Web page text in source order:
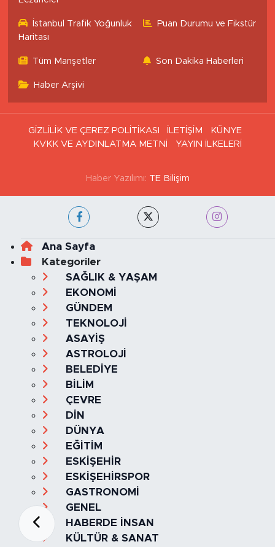
İstanbul Trafik Yoğunluk
Haritası
Puan Durumu ve Fikstür
Tüm Manşetler Son Dakika Haberleri
Haber Arşivi
GİZLİLİK VE ÇEREZ POLİTİKASI İLETİŞİM
KÜNYE
KVKK VE AYDINLATMA METNİ
YAYIN İLKELERİ
Haber Yazılımı: TE Bilişim
Ana Sayfa
Kategoriler
SAĞLIK & YAŞAM
EKONOMİ
GÜNDEM
TEKNOLOJİ
ASAYİŞ
ASTROLOJİ
BELEDİYE
BİLİM
ÇEVRE
DİN
DÜNYA
EĞİTİM
ESKİŞEHİR
ESKİŞEHİRSPOR
GASTRONOMİ
GENEL
HABERDE İNSAN
KÜLTÜR & SANAT